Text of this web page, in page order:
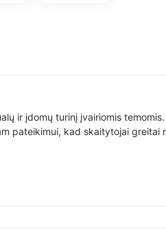
ir įdomų turinį įvairiomis
pateikimui, kad skaitytojai greitai